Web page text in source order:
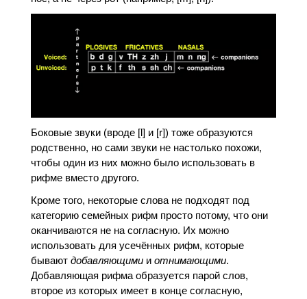
Боковые звуки (вроде [l] и [r]) тоже образуются
родственно, но сами звуки не настолько похожи,
чтобы один из них можно было использовать в
рифме вместо другого.
Кроме того, некоторые слова не подходят под
категорию семейных рифм просто потому, что они
оканчиваются не на согласную. Их можно
использовать для усечённых рифм, которые
бывают добавляющимии отнимающими.
Добавляющая рифма образуется парой слов,
второе из которых имеет в конце согласную,